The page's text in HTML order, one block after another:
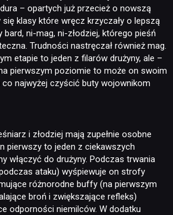
– opartych już przecież o nowszą
się klasy które wręcz krzyczały o lepszą
bard, ni-mag, ni-złodziej, którego pieśń
Trudności nastręczał również mag.
etapie to jeden z filarów drużyny, ale –
pierwszym poziomie to może on swoim
najwyżej czyścić buty wojownikom
i złodziej mają zupełnie osobne
pierwszy to jeden z ciekawszych
włączyć do drużyny. Podczas trwania
ataku) wyśpiewuje on strofy
różnorodne buffy (na pierwszym
broń i zwiększające refleks)
odporności niemilców. W dodatku